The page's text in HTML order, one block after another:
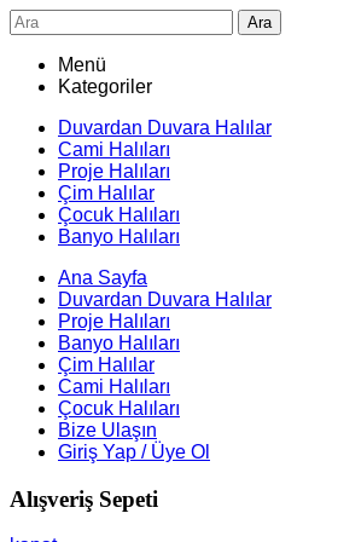
Ara
Menü
Kategoriler
Duvardan Duvara Halılar
Cami Halıları
Proje Halıları
Çim Halılar
Çocuk Halıları
Banyo Halıları
Ana Sayfa
Duvardan Duvara Halılar
Proje Halıları
Banyo Halıları
Çim Halılar
Cami Halıları
Çocuk Halıları
Bize Ulaşın
Giriş Yap / Üye Ol
Alışveriş Sepeti